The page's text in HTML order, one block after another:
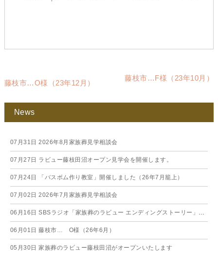
藤枝市…O様（23年12月）
藤枝市…F様（23年10月）
News
07月31日 2026年8月家族葬見学相談会
07月27日 ラビュー藤枝田沼オープン見学会を開催します。
07月24日 「バスボム作り教室」開催しました（26年7月籠上）
07月02日 2026年7月家族葬見学相談会
06月16日 SBSラジオ「家族葬のラビュー エンディングストーリー」に弊社スタッフが出演いたしました（26年6月）
06月01日 藤枝市… O様（26年6月）
05月30日 家族葬のラビュー藤枝田沼がオープンいたします